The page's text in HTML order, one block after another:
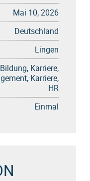
Mai 10, 2026
Deutschland
Lingen
Bildung, Karriere,
Karriere,
HR
Einmal